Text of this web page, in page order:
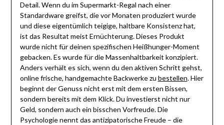
Detail. Wenn du im Supermarkt-Regal nach einer
Standardware greifst, die vor Monaten produziert wurde
und diese eigentümlich teigige, haltbare Konsistenz hat,
ist das Resultat meist Ernüchterung. Dieses Produkt
wurde nicht für deinen spezifischen Heißhunger-Moment
gebacken. Es wurde für die Massenhaltbarkeit konzipiert.
Anders verhält es sich, wenn du den aktiven Schritt gehst,
online frische, handgemachte Backwerke zu bestellen. Hier
beginnt der Genuss nicht erst mit dem ersten Bissen,
sondern bereits mit dem Klick. Du investierst nicht nur
Geld, sondern auch ein bisschen Vorfreude. Die
Psychologie nennt das antizipatorische Freude – die